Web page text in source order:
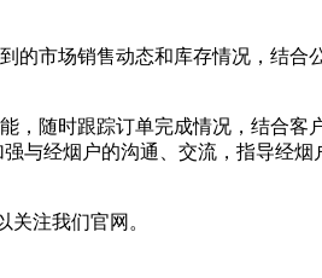
场销售动态和库存情况，结合
随时跟踪订单完成情况，结合客
与经烟户的沟通、交流，指导经
注我们官网。